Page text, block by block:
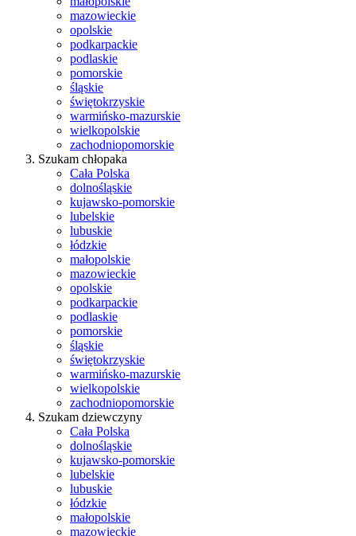
mazowieckie
opolskie
podkarpackie
podlaskie
pomorskie
śląskie
świętokrzyskie
warmińsko-mazurskie
wielkopolskie
zachodniopomorskie
Szukam chłopaka
Cała Polska
dolnośląskie
kujawsko-pomorskie
lubelskie
lubuskie
łódzkie
małopolskie
mazowieckie
opolskie
podkarpackie
podlaskie
pomorskie
śląskie
świętokrzyskie
warmińsko-mazurskie
wielkopolskie
zachodniopomorskie
Szukam dziewczyny
Cała Polska
dolnośląskie
kujawsko-pomorskie
lubelskie
lubuskie
łódzkie
małopolskie
mazowieckie